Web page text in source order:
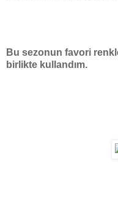
Bu sezonun favori
birlikte kullandım.